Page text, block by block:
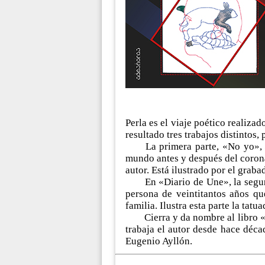
Perla es el viaje poético
resultado tres trabajos distintos,
La primera parte, «No
mundo antes y después del
autor. Está ilustrado por el
En «Diario de Une», la
persona de veintitantos años
familia. Ilustra esta parte la
Cierra y da nombre al libro
trabaja el autor desde hace
Eugenio Ayllón.